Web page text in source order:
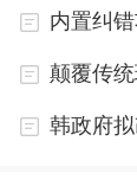
表明，银河
相关论文信
内置纠
韩政府